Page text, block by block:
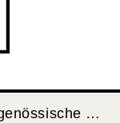
Galerie Wedding - Raum für zeitgenössische Kunst